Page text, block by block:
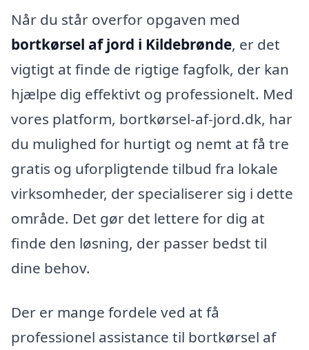
Når du står overfor opgaven med
bortkørsel af jord i Kildebrønde, er det
vigtigt at finde de rigtige fagfolk, der kan
hjælpe dig effektivt og professionelt. Med
vores platform, bortkørsel-af-jord.dk, har
du mulighed for hurtigt og nemt at få tre
gratis og uforpligtende tilbud fra lokale
virksomheder, der specialiserer sig i dette
område. Det gør det lettere for dig at
finde den løsning, der passer bedst til
dine behov.
Der er mange fordele ved at få
professionel assistance til bortkørsel af